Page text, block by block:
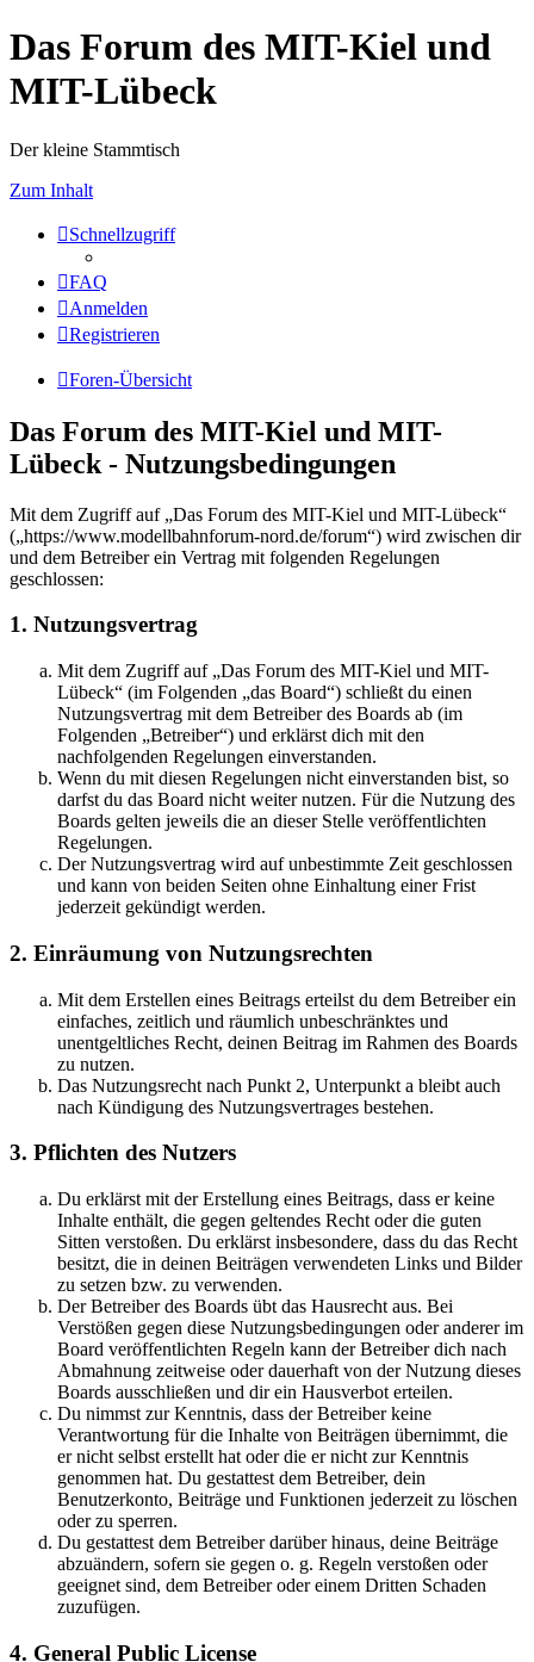
Das Forum des MIT-Kiel und
MIT-Lübeck
Der kleine Stammtisch
Zum Inhalt
Schnellzugriff
FAQ
Anmelden
Registrieren
Foren-Übersicht
Das Forum des MIT-Kiel und MIT-
Lübeck - Nutzungsbedingungen
Mit dem Zugriff auf „Das Forum des MIT-Kiel und MIT-Lübeck“
(„https://www.modellbahnforum-nord.de/forum“) wird zwischen dir
und dem Betreiber ein Vertrag mit folgenden Regelungen
geschlossen:
1. Nutzungsvertrag
Mit dem Zugriff auf „Das Forum des MIT-Kiel und MIT-
Lübeck“ (im Folgenden „das Board“) schließt du einen
Nutzungsvertrag mit dem Betreiber des Boards ab (im
Folgenden „Betreiber“) und erklärst dich mit den
nachfolgenden Regelungen einverstanden.
Wenn du mit diesen Regelungen nicht einverstanden bist, so
darfst du das Board nicht weiter nutzen. Für die Nutzung des
Boards gelten jeweils die an dieser Stelle veröffentlichten
Regelungen.
Der Nutzungsvertrag wird auf unbestimmte Zeit geschlossen
und kann von beiden Seiten ohne Einhaltung einer Frist
jederzeit gekündigt werden.
2. Einräumung von Nutzungsrechten
Mit dem Erstellen eines Beitrags erteilst du dem Betreiber ein
einfaches, zeitlich und räumlich unbeschränktes und
unentgeltliches Recht, deinen Beitrag im Rahmen des Boards
zu nutzen.
Das Nutzungsrecht nach Punkt 2, Unterpunkt a bleibt auch
nach Kündigung des Nutzungsvertrages bestehen.
3. Pflichten des Nutzers
Du erklärst mit der Erstellung eines Beitrags, dass er keine
Inhalte enthält, die gegen geltendes Recht oder die guten
Sitten verstoßen. Du erklärst insbesondere, dass du das Recht
besitzt, die in deinen Beiträgen verwendeten Links und Bilder
zu setzen bzw. zu verwenden.
Der Betreiber des Boards übt das Hausrecht aus. Bei
Verstößen gegen diese Nutzungsbedingungen oder anderer im
Board veröffentlichten Regeln kann der Betreiber dich nach
Abmahnung zeitweise oder dauerhaft von der Nutzung dieses
Boards ausschließen und dir ein Hausverbot erteilen.
Du nimmst zur Kenntnis, dass der Betreiber keine
Verantwortung für die Inhalte von Beiträgen übernimmt, die
er nicht selbst erstellt hat oder die er nicht zur Kenntnis
genommen hat. Du gestattest dem Betreiber, dein
Benutzerkonto, Beiträge und Funktionen jederzeit zu löschen
oder zu sperren.
Du gestattest dem Betreiber darüber hinaus, deine Beiträge
abzuändern, sofern sie gegen o. g. Regeln verstoßen oder
geeignet sind, dem Betreiber oder einem Dritten Schaden
zuzufügen.
4. General Public License